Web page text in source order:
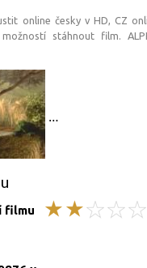
online česky v HD, CZ
stáhnout film.
filmu